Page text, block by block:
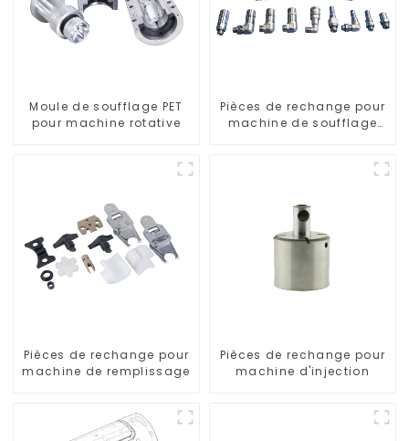
Moule de soufflage PET
pour machine rotative
Pièces de rechange pour
machine de soufflage
Pièces de rechange pour
machine de remplissage
Pièces de rechange pour
machine d'injection